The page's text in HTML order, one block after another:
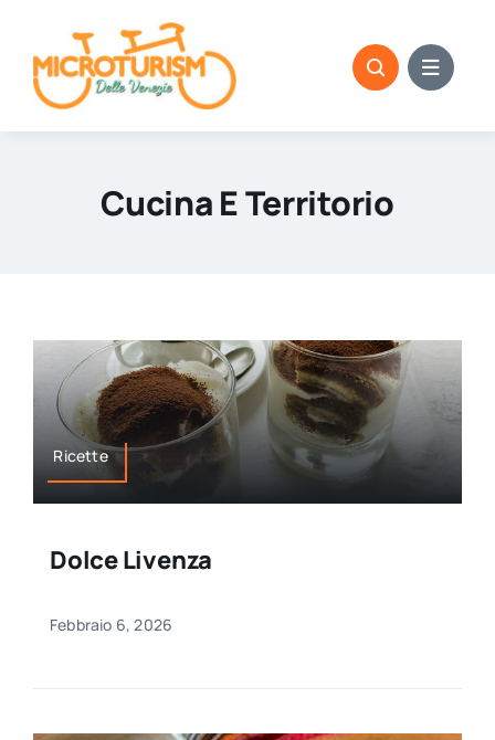
content
Cucina E Territorio
Ricette
Dolce Livenza
Febbraio 6, 2026